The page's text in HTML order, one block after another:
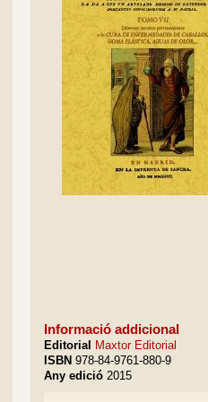
Informació addicional
Editorial Maxtor Editorial
ISBN 978-84-9761-880-9
Any edició 2015